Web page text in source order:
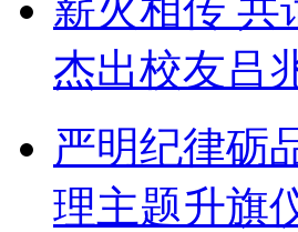
杰出校友吕
严明纪律砺
理主题升旗